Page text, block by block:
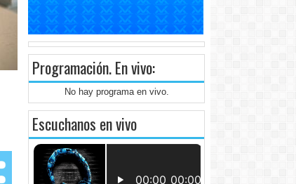
Programación. En vivo:
No hay programa en vivo.
Escuchanos en vivo